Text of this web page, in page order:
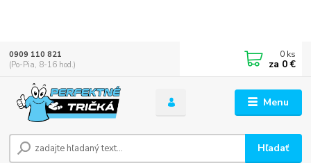
Menu
Hľadať
0909 110 821
(Po-Pia, 8-16 hod.)
0 ks
za 0 €